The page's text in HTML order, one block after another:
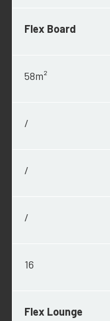
Flex Board
58m²
/
/
/
16
Flex Lounge